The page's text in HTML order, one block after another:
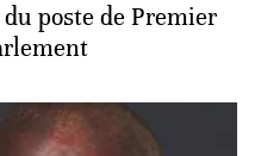
poste de Premier